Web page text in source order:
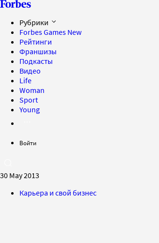
Рубрики
Forbes Games New
Рейтинги
Франшизы
Подкасты
Видео
Life
Woman
Sport
Young
Войти
30 May 2013
Карьера и свой бизнес